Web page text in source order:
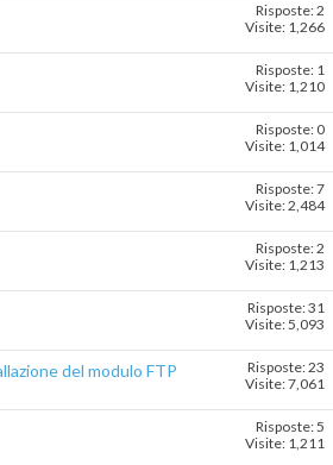
Risposte: 2
Visite: 1,266
Risposte: 1
Visite: 1,210
Risposte: 0
Visite: 1,014
Risposte: 7
Visite: 2,484
Risposte: 2
Visite: 1,213
Risposte: 31
Visite: 5,093
del modulo FTP
Risposte: 23
Visite: 7,061
Risposte: 5
Visite: 1,211